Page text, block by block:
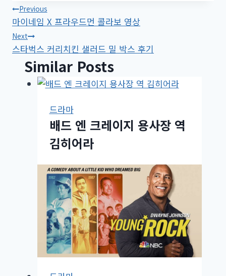
글
탐
색
Previous
마이네임 X 프라우드먼 콜라보 영상
Next
스타벅스 커리치킨 샐러드 밀 박스 후기
Similar Posts
드라마
배드 엔 크레이지 용사장 역
김히어라